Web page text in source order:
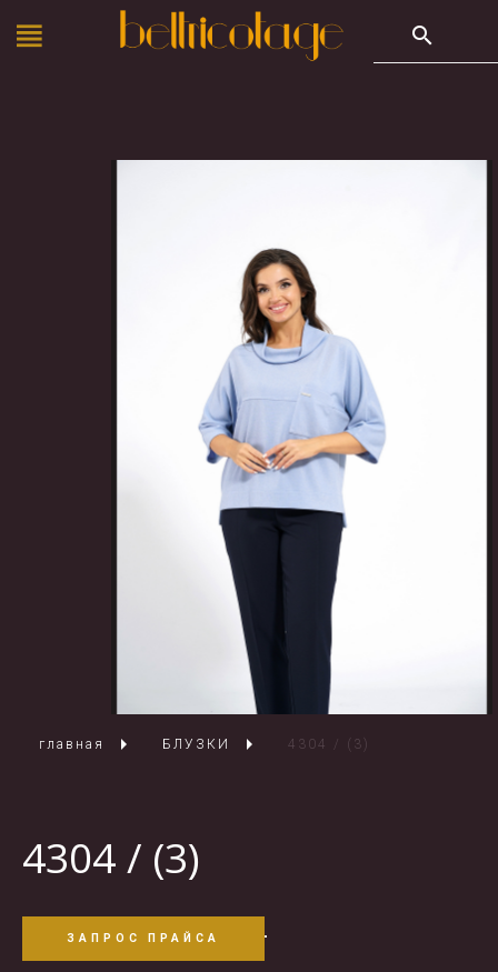
главная БЛУЗКИ 4304 / (3)
4304 / (3)
ЗАПРОС ПРАЙСА